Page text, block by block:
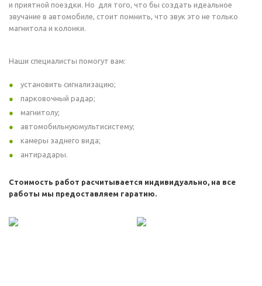
и приятной поездки. Но для того, что бы создать идеальное
звучание в автомобиле, стоит помнить, что звук это не только
магнитола и колонки.
Наши специалисты помогут вам:
установить сигнализацию;
парковочный радар;
магнитолу;
автомобильнуюмультисистему;
камеры заднего вида;
антирадары.
Стоимость работ расчитывается индивидуально, на все
работы мы предоставляем гаратию.